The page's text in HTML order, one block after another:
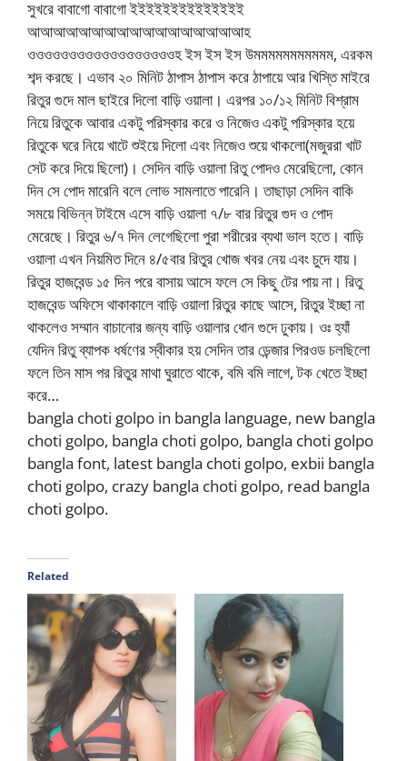
bangla choti golpo in bangla language, new bangla
choti golpo, bangla choti golpo, bangla choti golpo
bangla font, latest bangla choti golpo, exbii bangla
choti golpo, crazy bangla choti golpo, read bangla
choti golpo.
Related